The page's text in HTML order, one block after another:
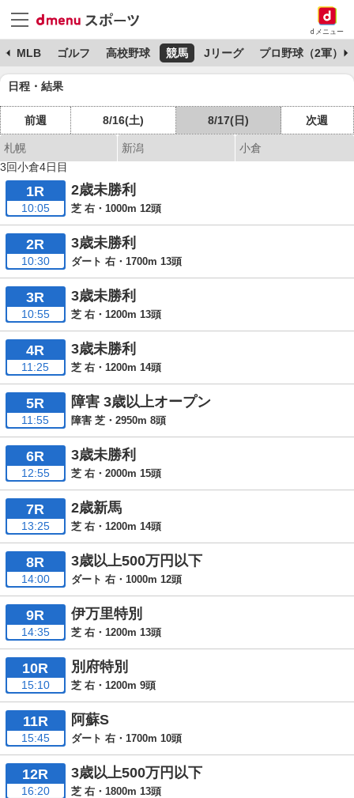
dメニュー
MLB ゴルフ 高校野球 競馬 Jリーグ プロ野球（2軍）
日程・結果
前週 8/16(土) 8/17(日) 次週
札幌 新潟
小倉
3回小倉4日目
1R
10:05
2歳未勝利
芝 右・1000m 12頭
2R
10:30
3歳未勝利
ダート 右・1700m 13頭
3R
10:55
3歳未勝利
芝 右・1200m 13頭
4R
11:25
3歳未勝利
芝 右・1200m 14頭
5R
11:55
障害 3歳以上オープン
障害 芝・2950m 8頭
6R
12:55
3歳未勝利
芝 右・2000m 15頭
7R
13:25
2歳新馬
芝 右・1200m 14頭
8R
14:00
3歳以上500万円以下
ダート 右・1000m 12頭
9R
14:35
伊万里特別
芝 右・1200m 13頭
10R
15:10
別府特別
芝 右・1200m 9頭
11R
15:45
阿蘇S
ダート 右・1700m 10頭
12R
16:20
3歳以上500万円以下
芝 右・1800m 13頭